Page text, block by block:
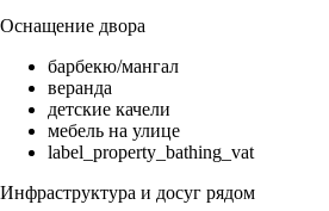
Оснащение двора
барбекю/мангал
веранда
детские качели
мебель на улице
label_property_bathing_vat
Инфраструктура и досуг рядом